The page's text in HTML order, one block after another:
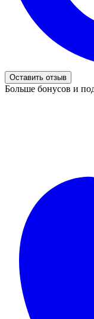
Оставить отзыв
Больше бонусов и